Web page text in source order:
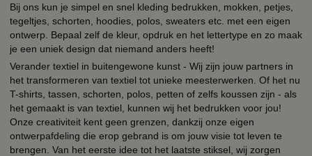
Bij ons kun je simpel en snel kleding bedrukken, mokken, petjes,
tegeltjes, schorten, hoodies, polos, sweaters etc. met een eigen
ontwerp. Bepaal zelf de kleur, opdruk en het lettertype en zo maak
je een uniek design dat niemand anders heeft!
Verander textiel in buitengewone kunst - Wij zijn jouw partners in
het transformeren van textiel tot unieke meesterwerken. Of het nu
T-shirts, tassen, schorten, polos, petten of zelfs koussen zijn - als
het gemaakt is van textiel, kunnen wij het bedrukken voor jou!
Onze creativiteit kent geen grenzen, dankzij onze eigen
ontwerpafdeling die erop gebrand is om jouw visie tot leven te
brengen. Van het eerste idee tot het laatste stiksel, wij zorgen